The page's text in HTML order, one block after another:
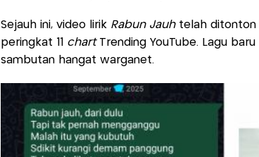
Sejauh ini, video lirik Rabun Jauhtelah ditonton
peringkat 11 chartTrending YouTube. Lagu
sambutan hangat warganet.